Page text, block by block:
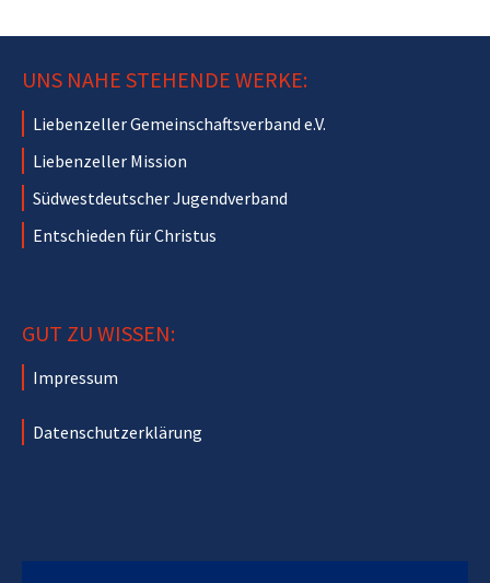
UNS NAHE STEHENDE WERKE:
Liebenzeller Gemeinschaftsverband e.V.
Liebenzeller Mission
Südwestdeutscher Jugendverband
Entschieden für Christus
GUT ZU WISSEN:
Impressum
Datenschutzerklärung